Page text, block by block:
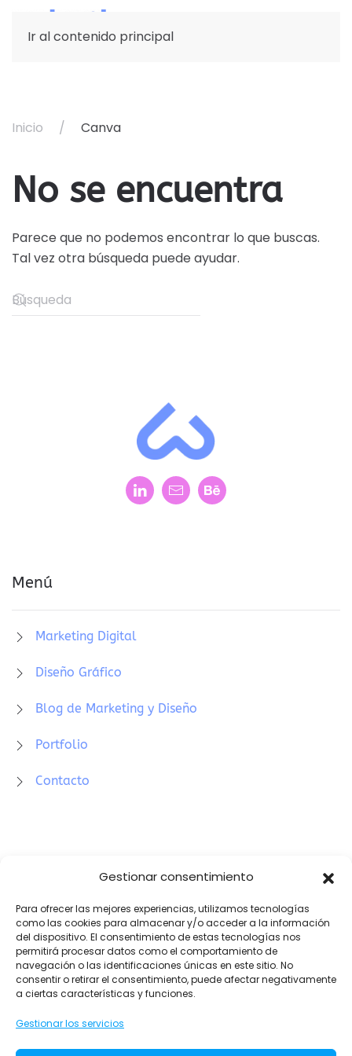
Gestionar consentimiento
Para ofrecer las mejores experiencias, utilizamos tecnologías
como las cookies para almacenar y/o acceder a la información
del dispositivo. El consentimiento de estas tecnologías nos
permitirá procesar datos como el comportamiento de
navegación o las identificaciones únicas en este sitio. No
consentir o retirar el consentimiento, puede afectar negativamente
a ciertas características y funciones.
Gestionar los servicios
Ir al contenido principal
Inicio Canva
No se encuentra
Parece que no podemos encontrar lo que buscas.
Tal vez otra búsqueda puede ayudar.
Menú
Marketing Digital
Diseño Gráfico
Blog de Marketing y Diseño
Portfolio
Contacto
Newsletter
Acepto lapolítica de privacidady recibir sus
newsletters.
Suscríbete